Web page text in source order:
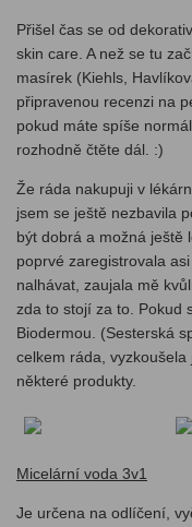
Přišel čas se od
skin care. A než se tu
masírek (Kiehls,
připravenou recenzi na
pokud máte spíše
rozhodně čtěte dál. :)
Že ráda nakupuji v
jsem se ještě nezbavila
být dobrá a možná ještě
poprvé zaregistrovala
nalhávat, zaujala mě
zda to stojí za to. Pokud
Biodermou. (Sesterská
celkem ráda,
některé produkty.
Micelární voda 3v1
Je určena na odlíčení,